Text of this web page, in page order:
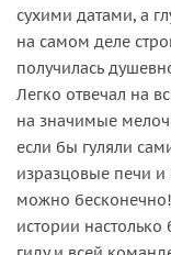
сухими датами, а
на самом деле
получилась
Легко отвечал на
на значимые
если бы гуляли
изразцовые печи
можно
истории